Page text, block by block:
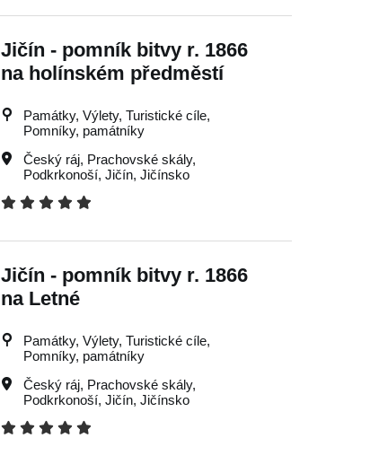
Jičín - pomník bitvy r. 1866
na holínském předměstí
Památky, Výlety, Turistické cíle,
Pomníky, památníky
Český ráj, Prachovské skály,
Podkrkonoší, Jičín, Jičínsko
Jičín - pomník bitvy r. 1866
na Letné
Památky, Výlety, Turistické cíle,
Pomníky, památníky
Český ráj, Prachovské skály,
Podkrkonoší, Jičín, Jičínsko